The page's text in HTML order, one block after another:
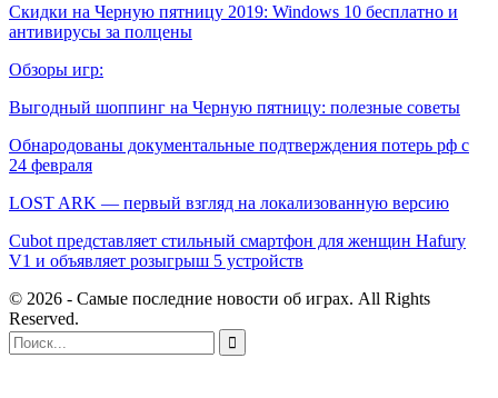
Скидки на Черную пятницу 2019: Windows 10 бесплатно и
антивирусы за полцены
Обзоры игр:
Выгодный шоппинг на Черную пятницу: полезные советы
Обнародованы документальные подтверждения потерь рф с
24 февраля
LOST ARK — первый взгляд на локализованную версию
Cubot представляет стильный смартфон для женщин Hafury
V1 и объявляет розыгрыш 5 устройств
© 2026 - Самые последние новости об играх. All Rights
Reserved.